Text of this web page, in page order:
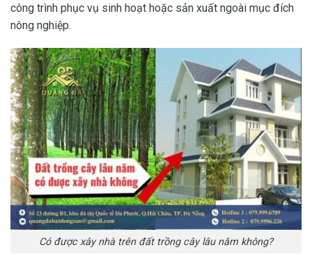
công trình phục vụ sinh hoạt hoặc sản xuất ngoài mục đích
nông nghiệp.
Có được xây nhà trên đất trồng cây lâu năm không?